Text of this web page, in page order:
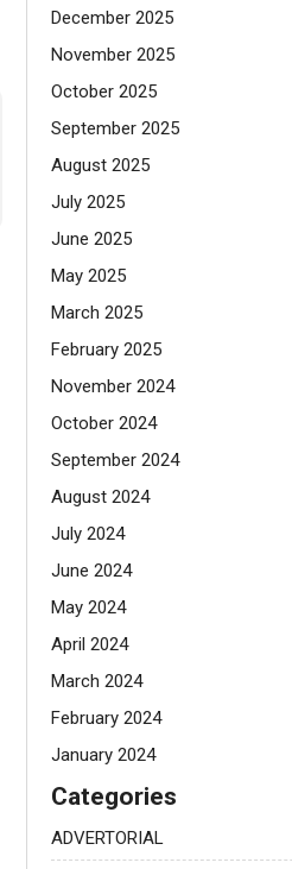
December 2025
November 2025
October 2025
September 2025
August 2025
July 2025
June 2025
May 2025
March 2025
February 2025
November 2024
October 2024
September 2024
August 2024
July 2024
June 2024
May 2024
April 2024
March 2024
February 2024
January 2024
Categories
ADVERTORIAL